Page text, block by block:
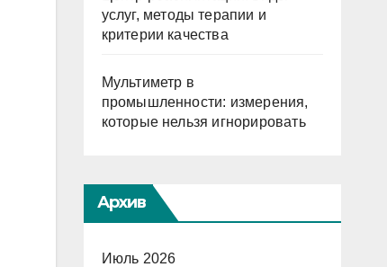
услуг, методы терапии и
критерии качества
Мультиметр в
промышленности: измерения,
которые нельзя игнорировать
Архив
Июль 2026